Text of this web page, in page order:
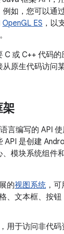
如，您可以通
OpenGL ES ，以
C 或 C++ 代码
从原生代码访问
架
言编写的 API
API 是创建
模块系统组件
的视图系统 ，
、文本框、按钮
，用于访问非代